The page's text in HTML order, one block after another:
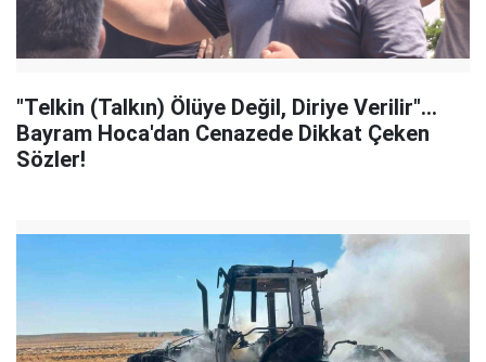
"Telkin (Talkın) Ölüye Değil, Diriye Verilir"...
Bayram Hoca'dan Cenazede Dikkat Çeken
Sözler!